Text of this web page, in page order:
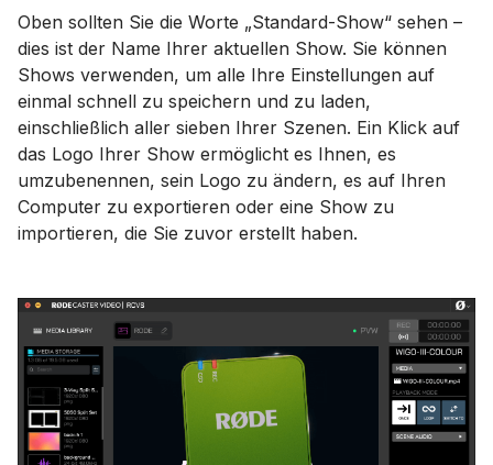
Oben sollten Sie die Worte „Standard-Show“ sehen –
dies ist der Name Ihrer aktuellen Show. Sie können
Shows verwenden, um alle Ihre Einstellungen auf
einmal schnell zu speichern und zu laden,
einschließlich aller sieben Ihrer Szenen. Ein Klick auf
das Logo Ihrer Show ermöglicht es Ihnen, es
umzubenennen, sein Logo zu ändern, es auf Ihren
Computer zu exportieren oder eine Show zu
importieren, die Sie zuvor erstellt haben.